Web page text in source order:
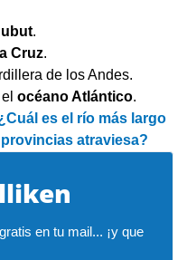
.
Cruz.
de los Andes.
océano Atlántico.
es el río más largo
atraviesa?
en tu mail... ¡y que